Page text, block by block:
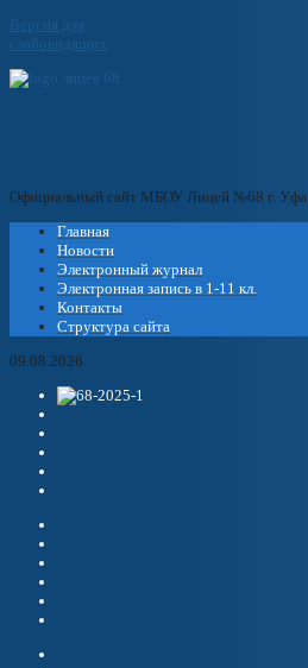
Версия для
слабовидящих
Официальный сайт МБОУ Лицей №68 г. Уфа
Главная
Новости
Электронный журнал
Электронная запись в 1-11 кл.
Контакты
Структура сайта
09.08.2026